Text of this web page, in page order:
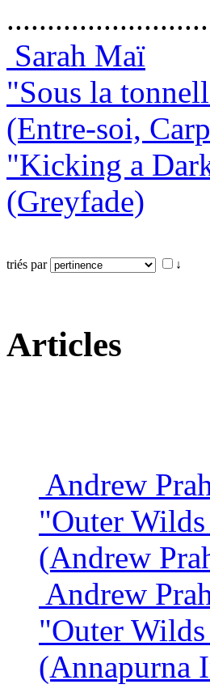
Sarah Maï
"Sous la
(Entre-soi,
"Kicking a
(Greyfade)
triés par ↓
Articles
Andrew
"Outer
(Andrew
Andrew
"Outer
(Annapurna